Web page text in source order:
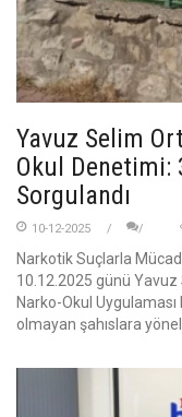
Yavuz Selim
Okul Denetimi:
Sorgulandı
10-12-2025
Narkotik Suçlarla
10.12.2025 günü
Narko-Okul
olmayan şahıslara